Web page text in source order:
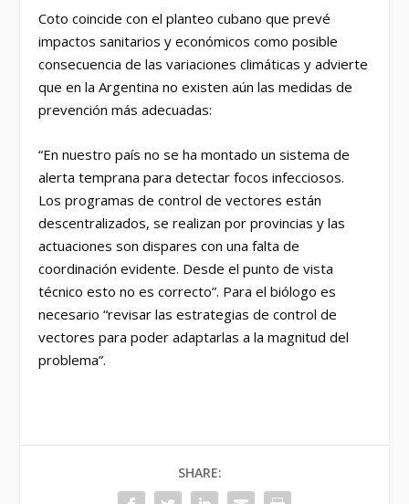
Coto coincide con el planteo cubano que prevé
impactos sanitarios y económicos como posible
consecuencia de las variaciones climáticas y advierte
que en la Argentina no existen aún las medidas de
prevención más adecuadas:
“En nuestro país no se ha montado un sistema de
alerta temprana para detectar focos infecciosos.
Los programas de control de vectores están
descentralizados, se realizan por provincias y las
actuaciones son dispares con una falta de
coordinación evidente. Desde el punto de vista
técnico esto no es correcto”. Para el biólogo es
necesario “revisar las estrategias de control de
vectores para poder adaptarlas a la magnitud del
problema”.
SHARE: